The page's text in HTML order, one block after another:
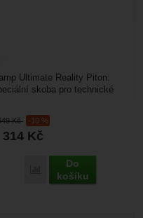
Kč -10 %
314 Kč
Porovnat
Do
košíku
Ultimate Reality Piton:
skoba pro technické
mm. Díky...